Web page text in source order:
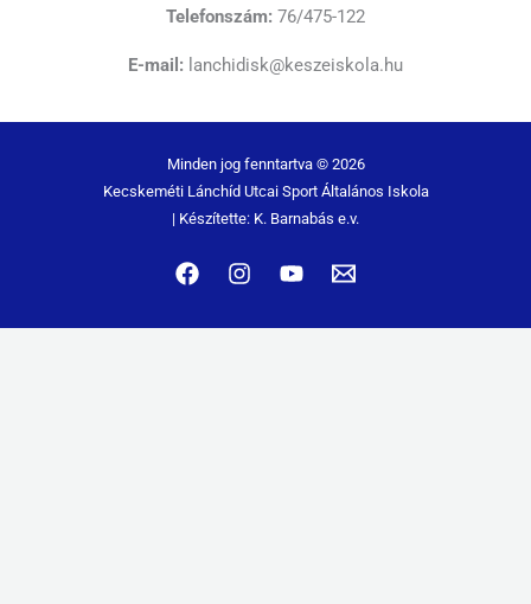
Telefonszám: 76/475-122
E-mail: lanchidisk@keszeiskola.hu
Minden jog fenntartva © 2026
Kecskeméti Lánchíd Utcai Sport Általános Iskola
| Készítette: K. Barnabás e.v.